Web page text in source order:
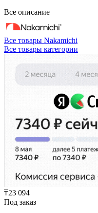
Все описание
Все товары Nakamichi
Все товары категории
₸23 094
Под заказ